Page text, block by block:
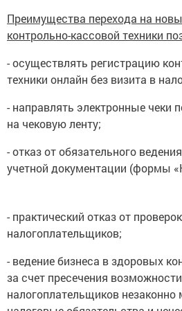
Преимущества перехода на
контрольно-кассовой техники
- осуществлять регистрацию
техники онлайн без визита в
- направлять электронные чеки
на чековую ленту;
- отказ от обязательного
учетной документации (формы
- практический отказ от
налогоплательщиков;
- ведение бизнеса в здоровых
за счет пресечения
налогоплательщиков